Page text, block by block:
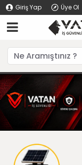
Giriş Yap Üye Ol